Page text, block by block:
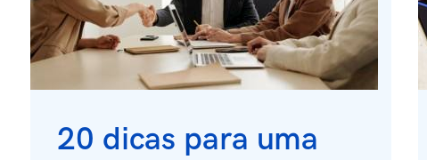
20 dicas para uma